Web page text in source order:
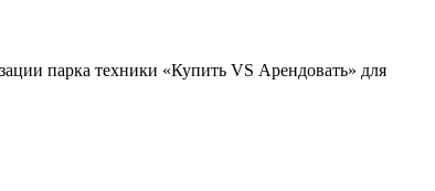
парка техники «Купить VS Арендовать» для